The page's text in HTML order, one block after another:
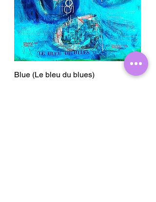
Blue (Le bleu du blues)